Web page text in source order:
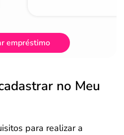
empréstimo
no Meu
para realizar a